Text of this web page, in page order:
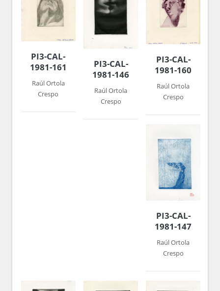
PI3-CAL-
1981-161
Raúl Ortola
Crespo
PI3-CAL-
1981-146
Raúl Ortola
Crespo
PI3-CAL-
1981-160
Raúl Ortola
Crespo
PI3-CAL-
1981-147
Raúl Ortola
Crespo